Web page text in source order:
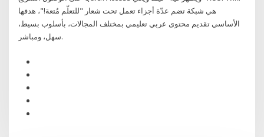
هي شبكة تضم عدّة أجزاء تعمل تحت شعار "للتعلّم مُتعة!"، هدفها
الأساسي تقديم محتوى عربي تعليمي بمختلف المجالات، بأسلوب بسيط،
سهل، ومباشر.